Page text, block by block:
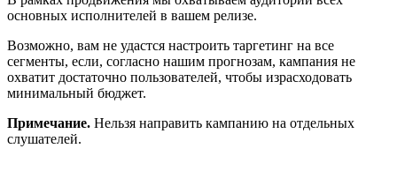
основных исполнителей в вашем релизе.
Возможно, вам не удастся настроить таргетинг на все
сегменты, если, согласно нашим прогнозам, кампания не
охватит достаточно пользователей, чтобы израсходовать
минимальный бюджет.
Примечание. Нельзя направить кампанию на отдельных
слушателей.